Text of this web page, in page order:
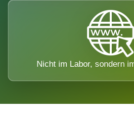
Nicht im Labor, sondern